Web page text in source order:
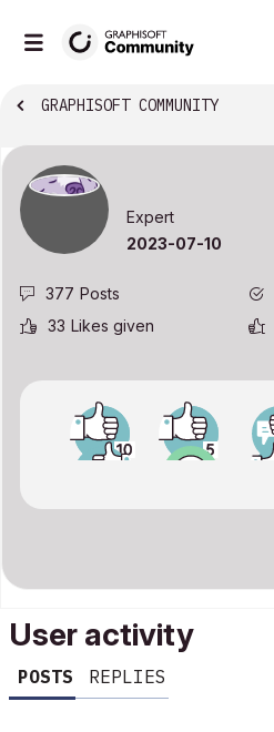
GRAPHISOFT COMMUNITY
Expert
‎2023-07-10
377 Posts
33 Likes given
User activity
POSTS REPLIES